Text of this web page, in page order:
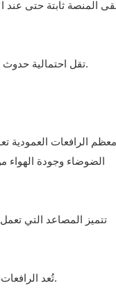
المنصة ثابتة حتى
تقل احتمالية حدوث أخطاء عند تركيبها لأنها تعمل بالطاقة وتضبط مستواها ذاتيًا. وهذا يُعدّ عونًا كبيرًا في أماكن العمل المزدحمة.
معظم الرافعات العمودية
الضوضاء وجودة الهواء
تتميز المصاعد التي
تُعد الرافعات العمودية خيارًا رائعًا للشركات التي ترغب في أن تكون أكثر مراعاة للبيئة وأكثر كفاءة في استخدام الطاقة.